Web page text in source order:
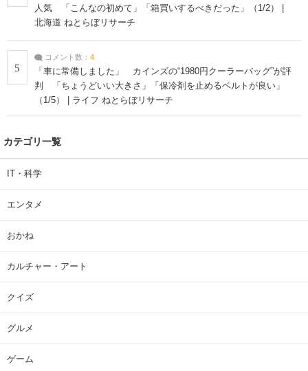
人気 「こんなの初めて」「箱買いするべきだった」（1/2） |
北海道 ねとらぼリサーチ
5
コメント数： 4
「車に常備しました」 カインズの“1980円クーラーバッグ”が評
判 「ちょうどいい大きさ」「保冷剤を止めるベルトが良い」
（1/5） | ライフ ねとらぼリサーチ
カテゴリ一覧
IT・科学
エンタメ
おかね
カルチャー・アート
クイズ
グルメ
ゲーム